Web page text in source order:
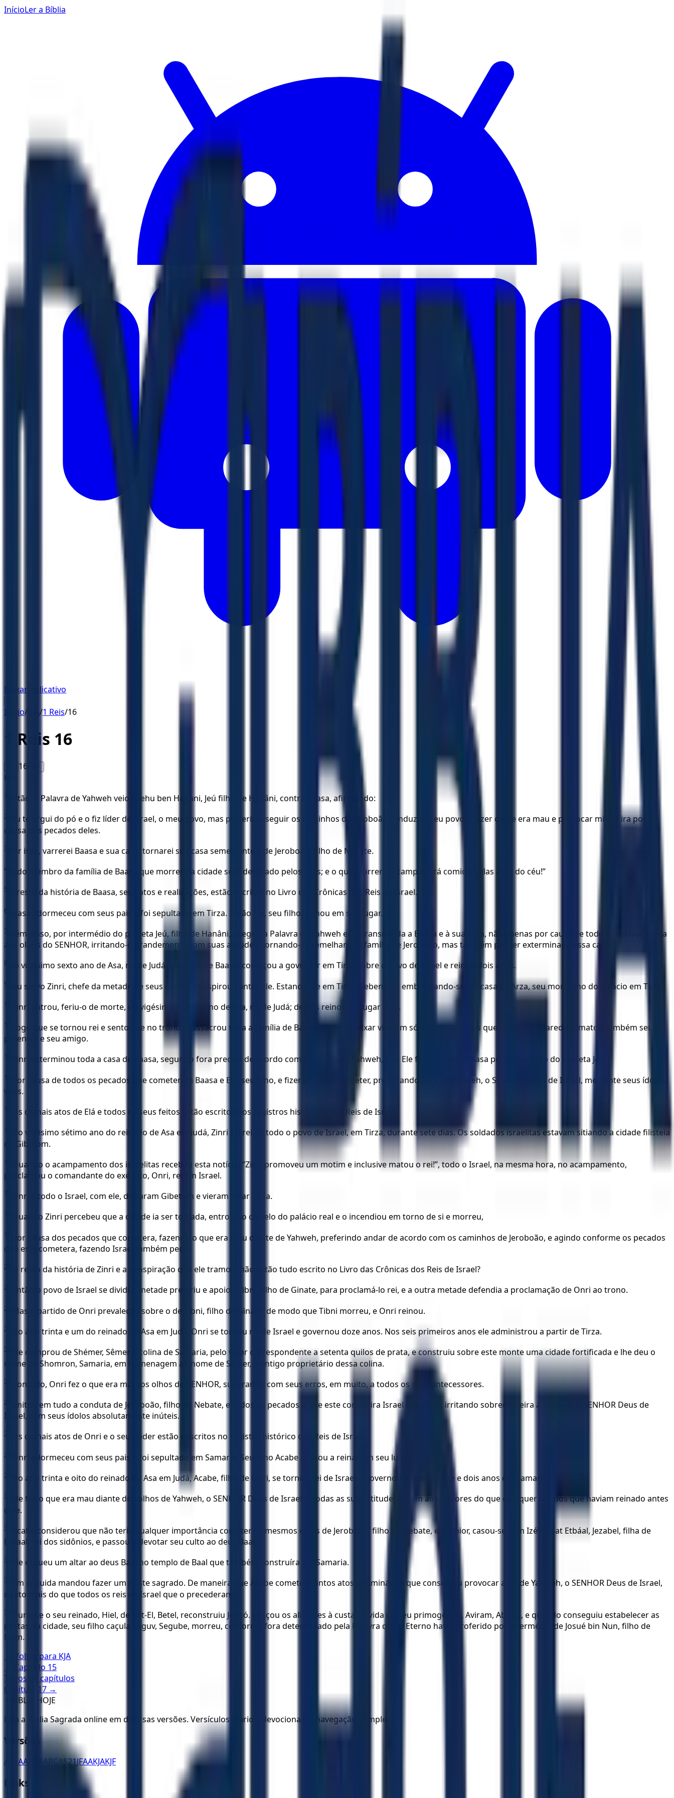
InícioLer a Bíblia
Baixar Aplicativo
Início/ KJA/1 Reis/16
1 Reis 16
16 A+
KJA
1 Então, a Palavra de Yahweh veio a Iehu ben Hanani, Jeú filho de Hanâni, contra Baasa, afirmando:
2
“Eu te ergui do pó e o fiz líder de Israel, o meu povo, mas preferiste seguir os caminhos de Jeroboão e induziu meu povo a fazer o que era mau e provocar minha ira por
causa dos pecados deles.
3 Por isso, varrerei Baasa e sua casa; tornarei sua casa semelhante à de Jeroboão, filho de Nebate.
4 Todo membro da família de Baasa que morrer na cidade será devorado pelos cães; e o que morrer no campo será comido pelas aves do céu!”
5 O resto da história de Baasa, seus atos e realizações, estão escritos no Livro das Crônicas dos Reis de Israel.
6 Baasa adormeceu com seus pais e foi sepultado em Tirza. Então Elá, seu filho, reinou em seu lugar.
7
Além disso, por intermédio do profeta Jeú, filho de Hanâni, chegou a Palavra de Yahweh e foi transmitida a Baasa e à sua casa, não apenas por causa de todo o mal que fizera
aos olhos do SENHOR, irritando-o grandemente com suas atitudes, tornando-se semelhante à família de Jeroboão, mas também por ter exterminado essa casa.
8 No vigésimo sexto ano de Asa, rei de Judá, Elá, filho de Baasa, começou a governar em Tirza sobre o povo de Israel e reinou dois anos.
9 Seu servo Zinri, chefe da metade de seus carros, conspirou contra ele. Estando ele em Tirza, bebendo e embriagando-se em casa de Arza, seu mordomo do palácio em Tirza.
10 Zinri entrou, feriu-o de morte, no vigésimo sétimo ano de Asa, rei de Judá; depois reinou no lugar dele.
11
Logo que se tornou rei e sentou-se no trono, massacrou toda a família de Baasa, sem lhe deixar vivo um só dentre todos os que urinam na parede, e matou também seus
parentes e seu amigo.
12 Zinri exterminou toda a casa de Baasa, segundo fora predito de acordo com a Palavra de Yahweh, que Ele falara contra Baasa por intermédio do profeta Jeú,
13
por causa de todos os pecados que cometeram Baasa e Elá, seu filho, e fizeram Israel cometer, provocando a ira de Yahweh, o SENHOR Deus de Israel, mediante seus ídolos
vãos.
14 Os demais atos de Elá e todos os seus feitos estão escritos nos registros históricos dos Reis de Israel.
15
No vigésimo sétimo ano do reinado de Asa em Judá, Zinri foi rei de todo o povo de Israel, em Tirza, durante sete dias. Os soldados israelitas estavam sitiando a cidade filisteia
de Gibetom.
16
Quando o acampamento dos israelitas recebeu esta notícia: “Zinri promoveu um motim e inclusive matou o rei!”, todo o Israel, na mesma hora, no acampamento,
proclamou o comandante do exército, Onri, rei em Israel.
17 Onri e todo o Israel, com ele, deixaram Gibetom e vieram sitiar Tirza.
18 Quando Zinri percebeu que a cidade ia ser tomada, entrou no castelo do palácio real e o incendiou em torno de si e morreu,
19
por causa dos pecados que cometera, fazendo o que era mau diante de Yahweh, preferindo andar de acordo com os caminhos de Jeroboão, e agindo conforme os pecados
que este cometera, fazendo Israel também pecar.
20 O resto da história de Zinri e a conspiração que ele tramou, não estão tudo escrito no Livro das Crônicas dos Reis de Israel?
21 Então o povo de Israel se dividiu: metade preferiu e apoiou Tibni, filho de Ginate, para proclamá-lo rei, e a outra metade defendia a proclamação de Onri ao trono.
22 Mas o partido de Onri prevaleceu sobre o de Tibni, filho de Ginate; de modo que Tibni morreu, e Onri reinou.
23 No ano trinta e um do reinado de Asa em Judá, Onri se tornou rei de Israel e governou doze anos. Nos seis primeiros anos ele administrou a partir de Tirza.
24
Ele comprou de Shémer, Sêmer a colina de Samaria, pelo valor correspondente a setenta quilos de prata, e construiu sobre este monte uma cidade fortificada e lhe deu o
nome de Shomron, Samaria, em homenagem ao nome de Sêmer, o antigo proprietário dessa colina.
25 Contudo, Onri fez o que era mal aos olhos do SENHOR, superando com seus erros, em muito, a todos os seus antecessores.
26
Imitou em tudo a conduta de Jeroboão, filho de Nebate, e todos os pecados a que este conduzira Israel a praticar, irritando sobremaneira a Yahweh, o SENHOR Deus de
Israel, com seus ídolos absolutamente inúteis.
27 Os demais atos de Onri e o seu poder estão descritos no registro histórico dos Reis de Israel.
28 Onri adormeceu com seus pais e foi sepultado em Samaria. Seu filho Acabe passou a reinar em seu lugar.
29 No ano trinta e oito do reinado de Asa em Judá, Acabe, filho de Onri, se tornou rei de Israel e governou durante vinte e dois anos em Samaria.
30
Ele fez o que era mau diante dos olhos de Yahweh, o SENHOR Deus de Israel. E todas as suas atitudes foram ainda piores do que qualquer um dos que haviam reinado antes
dele.
31
Acabe considerou que não teria qualquer importância cometer os mesmos erros de Jeroboão, filho de Nebate, e fez pior, casou-se com Izével bat Etbáal, Jezabel, filha de
Etbaal, rei dos sidônios, e passou a devotar seu culto ao deus Baal.
32 Ele ergueu um altar ao deus Baal no templo de Baal que também construíra em Samaria.
33
Em seguida mandou fazer um poste sagrado. De maneira que Acabe cometeu tantos atos abomináveis que conseguiu provocar a ira de Yahweh, o SENHOR Deus de Israel,
muito mais do que todos os reis de Israel que o precederam.
34
Durante o seu reinado, Hiel, de Bet-El, Betel, reconstruiu Jericó. Lançou os alicerces à custa da vida do seu primogênito, Aviram, Abirão, e quando conseguiu estabelecer as
portas da cidade, seu filho caçula Seguv, Segube, morreu, conforme fora determinado pela Palavra que o Eterno havia proferido por intermédio de Josué bin Nun, filho de
Num.
← Voltar para KJA
← Capítulo 15
Todos os capítulos
Capítulo
17 →
BÍBLIA HOJE
Leia a Bíblia Sagrada online em diversas versões. Versículos diários, devocionais e navegação completa.
Versões
ACFAA ARAARCAS21JFAAKJAKJF
Links